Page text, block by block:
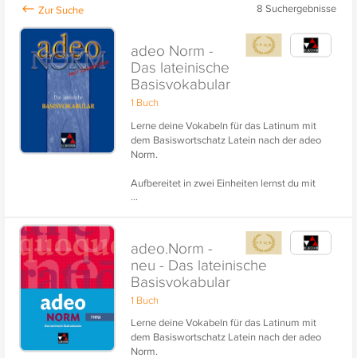
8 Suchergebnisse
adeo Norm -
Das lateinische
Basisvokabular
1 Buch
Lerne deine Vokabeln für das Latinum mit
dem Basiswortschatz Latein nach der adeo
Norm.
Aufbereitet in zwei Einheiten lernst du mit
dieser Vokabelsammlung die 500 häufigsten
...
adeo.Norm -
neu - Das lateinische
Basisvokabular
1 Buch
Lerne deine Vokabeln für das Latinum mit
dem Basiswortschatz Latein nach der adeo
Norm.